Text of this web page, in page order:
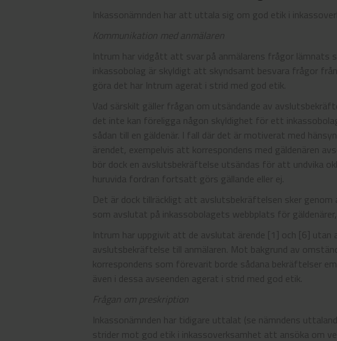
Inkassonämnden har att uttala sig om god etik i
Kommunikation med anmälaren
Intrum har vidgått att svar på anmälarens frågor lämnats
inkassobolag är skyldigt att skyndsamt besvara frågor
göra det har Intrum agerat i strid med god etik.
Vad särskilt gäller frågan om utsändande av
det inte kan föreligga någon skyldighet för ett
sådan till en gäldenär. I fall där det är motiverat med
ärendet, exempelvis att korrespondens med gäldenären
bör dock en avslutsbekräftelse utsändas för att undvika
huruvida fordran fortsatt görs gällande eller ej.
Det är dock tillräckligt att avslutsbekräftelsen sker
som avslutat på inkassobolagets webbplats för gäldenärer,
Intrum har uppgivit att de avslutat ärende [1] och [6] utan
avslutsbekräftelse till anmälaren. Mot bakgrund av
korrespondens som förevarit borde sådana bekräftelser
även i dessa avseenden agerat i strid med god etik.
Frågan om preskription
Inkassonämnden har tidigare uttalat (se nämndens
strider mot god etik i inkassoverksamhet att ansöka om